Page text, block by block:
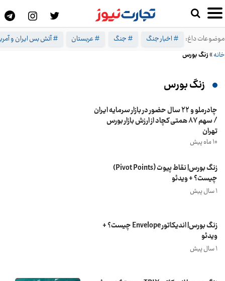
موضوعات داغ: # اخبار جنگ # جنگ # عربستان # آتش بس ایران و
خانه» زنگ بورس
زنگ بورس
چادرملو و 22 سال حضور در بازار سرمایه ایران
/ سهم ۸۷ همتی کچاد از ارزش بازار بورس
تهران
10 ماه پیش
زنگ بورس| نقاط پیوت (Pivot Points)
چیست؟ + ویدئو
1 سال پیش
زنگ بورس| اندیکاتور Envelope چیست؟ +
ویدئو
1 سال پیش